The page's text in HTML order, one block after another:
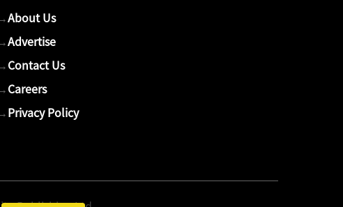
About Us
Advertise
Contact Us
Careers
Privacy Policy